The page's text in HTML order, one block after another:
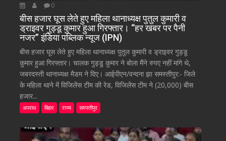
0
बीस हजार घूस लेते हुए महिला थानाध्यक्ष पुतुल कुमारी व
ड्राइवर गुड्डू कुमार हुआ गिरफ्तार। “हर खबर पर पैनी
नजर” इंडिया पब्लिक न्यूज (IPN)
बीस हजार घूस लेते हुए महिला थानाध्यक्ष पुतुल कुमारी व ड्राइवर गुड्डू
कुमार हुआ गिरफ्तार। चालक गुड्डू कुमार ने बोला मैंने रुपए नहीं मांगे थे,
जबरदस्ती थानाध्यक्ष मैडम ने दिए। आईपीएन/वन्दना झा समस्तीपुर:- जिले
के महिला थाने में विजिलेंस टीम की रेड, विजिलेंस टीम ने (20,000) बीस
हजार...
अपराध बिहार राज्य समस्तीपुर